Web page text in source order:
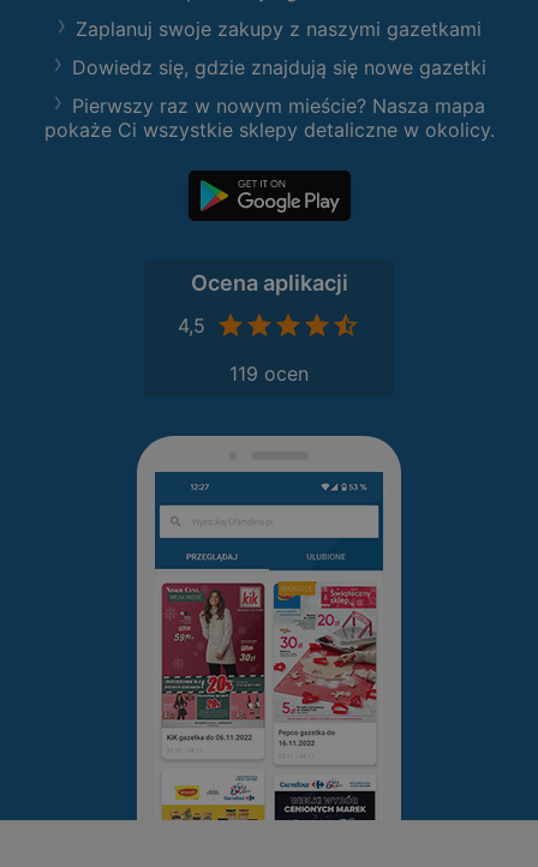
Zaplanuj swoje zakupy z naszymi gazetkami
Dowiedz się, gdzie znajdują się nowe gazetki
Pierwszy raz w nowym mieście? Nasza mapa
pokaże Ci wszystkie sklepy detaliczne w okolicy.
Ocena aplikacji
4,5
119 ocen